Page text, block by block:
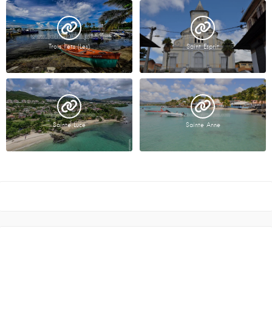
Trois Îlets (Les) Saint Esprit
Sainte Luce Sainte Anne